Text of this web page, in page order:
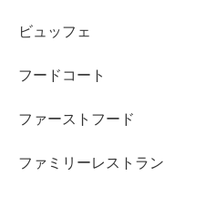
ビュッフェ
フードコート
ファーストフード
ファミリーレストラン